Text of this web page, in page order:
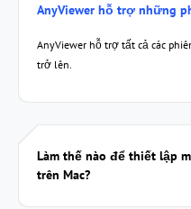
AnyViewer hỗ trợ những
AnyViewer hỗ trợ tất cả các
trở lên.
Làm thế nào để thiết lập
trên Mac?